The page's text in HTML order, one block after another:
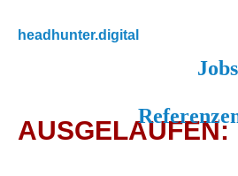
Hauptnavigation
Inhalt
Seitenspalte
headhunter.digital
Jobs
AUSGELAUFEN: